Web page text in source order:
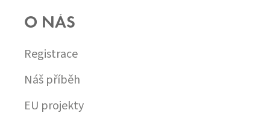
O NÁS
Registrace
Náš příběh
EU projekty